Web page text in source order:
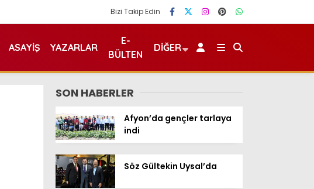
Bizi Takip Edin
ASAYIŞ YAZARLAR
E-
BÜLTEN
DIĞER
SON HABERLER
Afyon’da gençler tarlaya
indi
Söz Gültekin Uysal’da